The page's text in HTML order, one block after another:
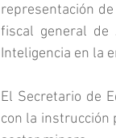
representación
fiscal general de
Inteligencia en la
El Secretario de
con la instrucción